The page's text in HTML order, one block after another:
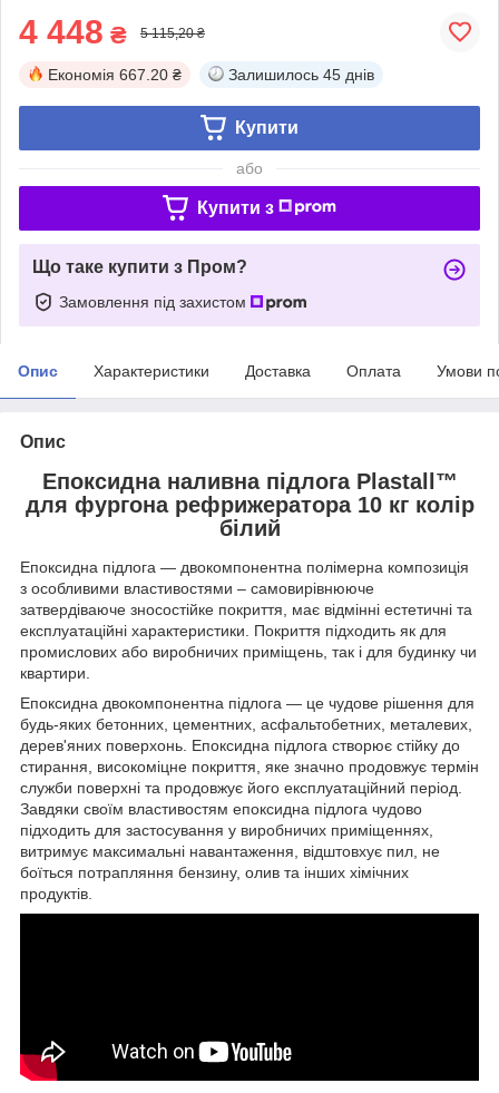
4 448 ₴ 5 115,20 ₴
Економія 667.20 ₴ Залишилось 45 днів
Купити
або
Купити з
Що таке купити з Пром?
Замовлення під захистом
Опис Характеристики Доставка Оплата Умови
Опис
Епоксидна наливна підлога Plastall™
для фургона рефрижератора 10 кг колір
білий
Епоксидна підлога — двокомпонентна полімерна композиція
з особливими властивостями – самовирівнююче
затвердіваюче зносостійке покриття, має відмінні естетичні та
експлуатаційні характеристики. Покриття підходить як для
промислових або виробничих приміщень, так і для будинку чи
квартири.
Епоксидна двокомпонентна підлога — це чудове рішення для
будь-яких бетонних, цементних, асфальтобетних, металевих,
дерев'яних поверхонь. Епоксидна підлога створює стійку до
стирання, високоміцне покриття, яке значно продовжує термін
служби поверхні та продовжує його експлуатаційний період.
Завдяки своїм властивостям епоксидна підлога чудово
підходить для застосування у виробничих приміщеннях,
витримує максимальні навантаження, відштовхує пил, не
боїться потрапляння бензину, олив та інших хімічних
продуктів.